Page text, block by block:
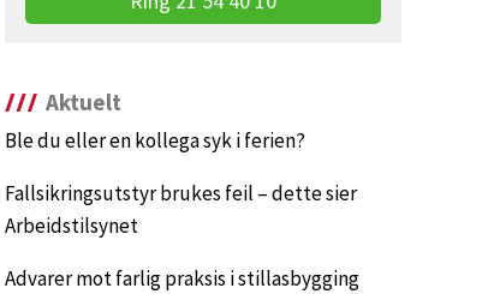
Aktuelt
Ble du eller en kollega syk i ferien?
Fallsikringsutstyr brukes feil – dette sier
Arbeidstilsynet
Advarer mot farlig praksis i stillasbygging